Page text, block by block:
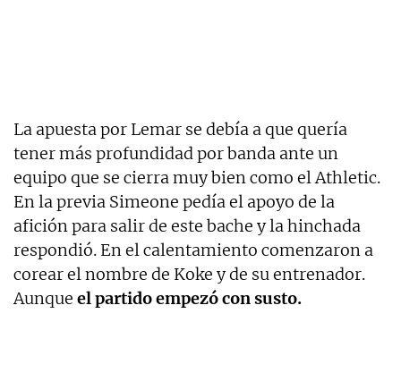
La apuesta por Lemar se debía a que quería
tener más profundidad por banda ante un
equipo que se cierra muy bien como el Athletic.
En la previa Simeone pedía el apoyo de la
afición para salir de este bache y la hinchada
respondió. En el calentamiento comenzaron a
corear el nombre de Koke y de su entrenador.
Aunque el partido empezó con susto.